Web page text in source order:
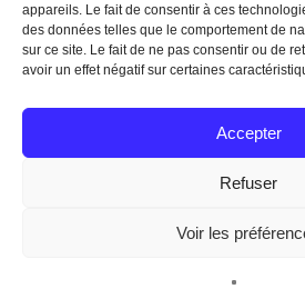
appareils. Le fait de consentir à ces
des données telles que le comportement de
sur ce site. Le fait de ne pas consentir ou de
avoir un effet négatif sur certaines
Accepter
Refuser
Voir les
Mentions légales